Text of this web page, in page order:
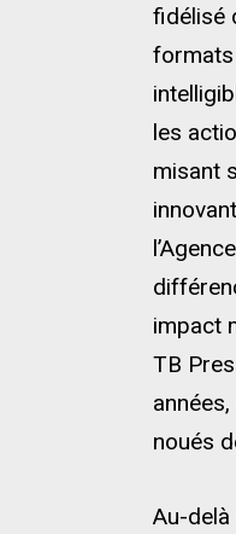
fidélisé
les
misant
impact
TB
noués
Au-delà